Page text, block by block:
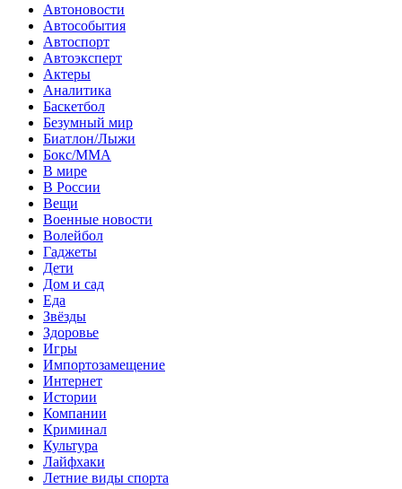
Автоновости
Автособытия
Автоспорт
Автоэксперт
Актеры
Аналитика
Баскетбол
Безумный мир
Биатлон/Лыжи
Бокс/MMA
В мире
В России
Вещи
Военные новости
Волейбол
Гаджеты
Дети
Дом и сад
Еда
Звёзды
Здоровье
Игры
Импортозамещение
Интернет
Истории
Компании
Криминал
Культура
Лайфхаки
Летние виды спорта